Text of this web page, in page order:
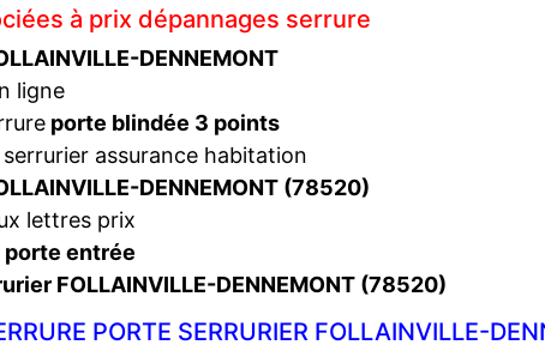
à prix dépannages serrure
DENNEMONT
ligne
porte blindée 3 points
assurance habitation
DENNEMONT (78520)
lettres prix
porte entrée
FOLLAINVILLE-DENNEMONT (78520)
PORTE SERRURIER FOLLAINVILLE-